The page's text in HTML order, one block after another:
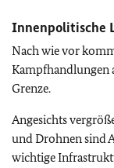
Innenpolitische
Nach wie vor
Kampfhandlungen
Grenze.
Angesichts
und Drohnen sind
wichtige